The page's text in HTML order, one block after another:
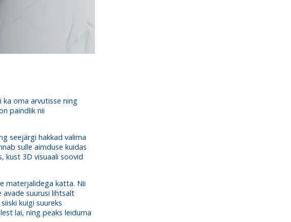
oma arvutisse ning
paindlik nii
seejärgi hakkad valima
sulle aimduse kuidas
kust 3D visuaali soovid
materjalidega katta. Nii
avade suurusi lihtsalt
kuigi suureks
lai, ning peaks leiduma